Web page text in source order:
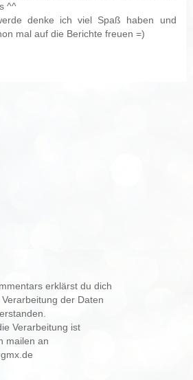
^^
denke ich viel Spaß haben und
mal auf die Berichte freuen =)
erklärst du dich
der Daten
Verarbeitung ist
mailen an